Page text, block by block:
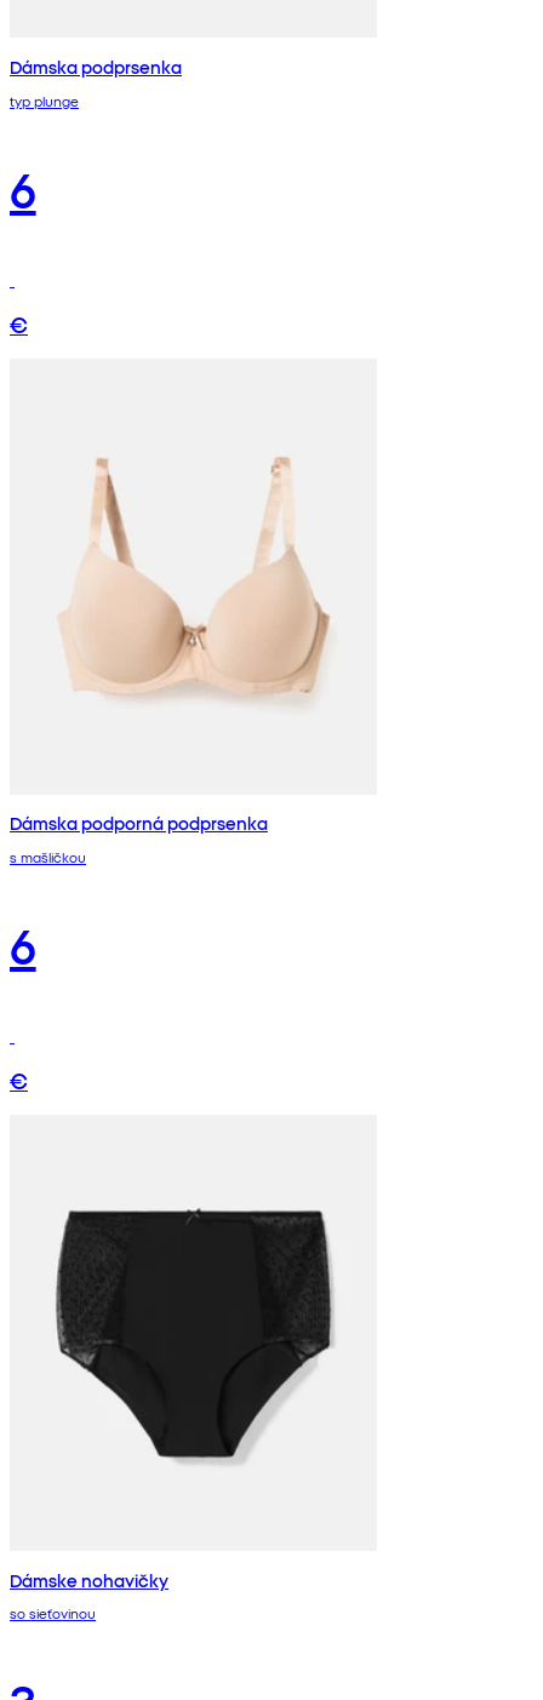
Dámska podprsenka
typ plunge
6
€
Dámska podporná podprsenka
s mašličkou
6
€
Dámske nohavičky
so sieťovinou